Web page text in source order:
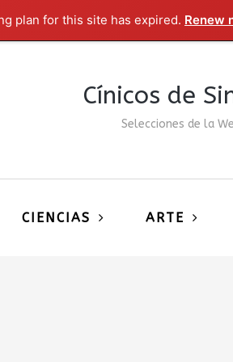
plan for this site has expired. Renew
Cínicos de
Selecciones de la
CIENCIAS ARTE